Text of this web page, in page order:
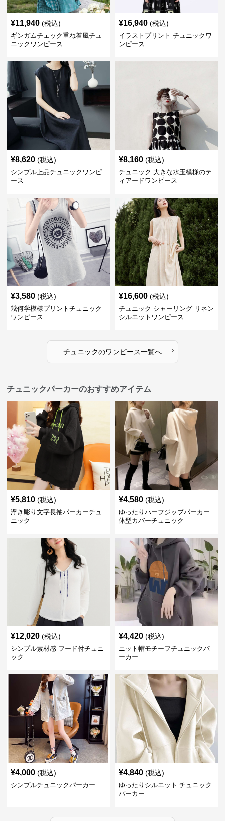
¥11,940 (税込)
ギンガムチェック重ね着風チュ
ニックワンピース
¥16,940 (税込)
イラストプリント チュニックワ
ンピース
¥8,620 (税込)
シンプル上品チュニックワンピ
ース
¥8,160 (税込)
チュニック 大きな水玉模様のテ
ィアードワンピース
¥3,580 (税込)
幾何学模様プリントチュニック
ワンピース
¥16,600 (税込)
チュニック シャーリング リネン
シルエットワンピース
チュニックのワンピース一覧へ ›
チュニックパーカーのおすすめアイテム
¥5,810 (税込)
浮き彫り文字長袖パーカーチュ
ニック
¥4,580 (税込)
ゆったりハーフジップパーカー
体型カバーチュニック
¥12,020 (税込)
シンプル素材感 フード付チュニ
ック
¥4,420 (税込)
ニット帽モチーフチュニックパ
ーカー
¥4,000 (税込)
シンプルチュニックパーカー
¥4,840 (税込)
ゆったりシルエット チュニック
パーカー